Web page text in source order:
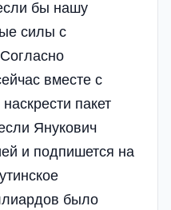
бы нашу
силы с
вместе с
пакет
Янукович
и подпишется на
было